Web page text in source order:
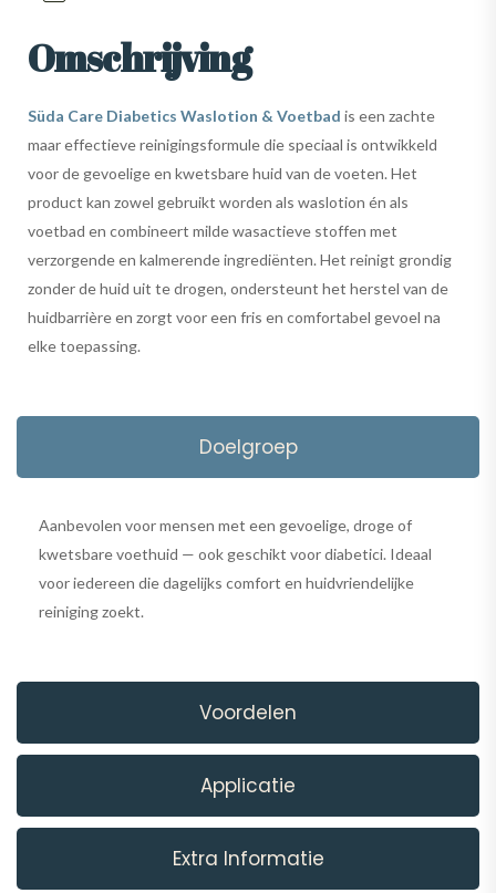
Omschrijving
Süda Care Diabetics Waslotion & Voetbad is een zachte
maar effectieve reinigingsformule die speciaal is ontwikkeld
voor de gevoelige en kwetsbare huid van de voeten. Het
product kan zowel gebruikt worden als waslotion én als
voetbad en combineert milde wasactieve stoffen met
verzorgende en kalmerende ingrediënten. Het reinigt grondig
zonder de huid uit te drogen, ondersteunt het herstel van de
huidbarrière en zorgt voor een fris en comfortabel gevoel na
elke toepassing.
Doelgroep
Voordelen
Applicatie
Extra Informatie
Aanbevolen voor mensen met een gevoelige, droge of
kwetsbare voethuid — ook geschikt voor diabetici. Ideaal
voor iedereen die dagelijks comfort en huidvriendelijke
reiniging zoekt.